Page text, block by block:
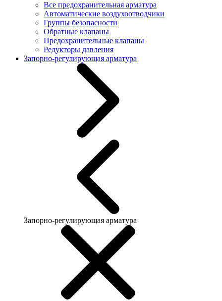
Все предохранительная арматура
Автоматические воздухоотводчики
Группы безопасности
Обратные клапаны
Предохранительные клапаны
Редукторы давления
Запорно-регулирующая арматура
Запорно-регулирующая арматура